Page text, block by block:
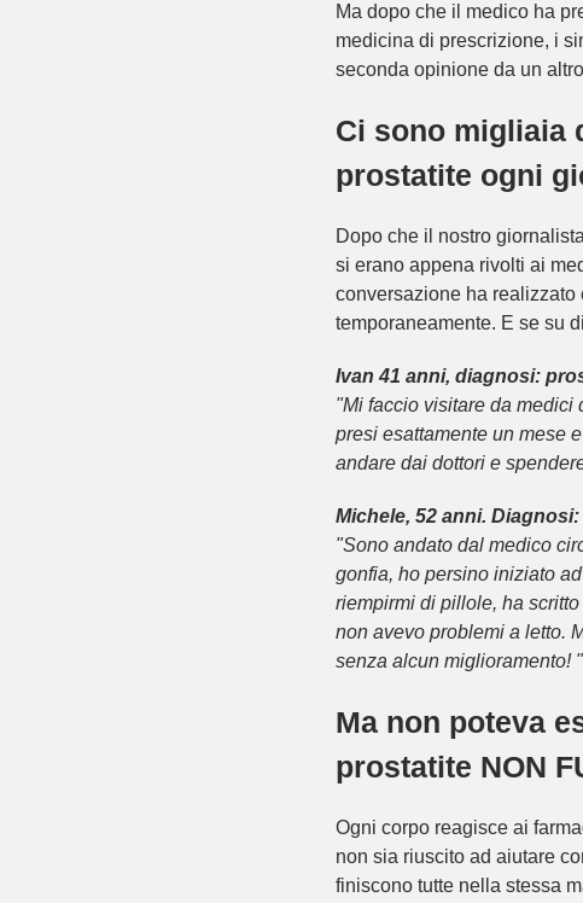
Ma dopo che il medico ha
medicina di prescrizione, i
seconda opinione da un
Ci sono migliaia
prostatite ogni
Dopo che il nostro
si erano appena rivolti ai
conversazione ha realizzato
temporaneamente. E se su
Ivan 41 anni, diagnosi:
"Mi faccio visitare da medici
presi esattamente un mese
andare dai dottori e
Michele, 52 anni.
"Sono andato dal medico
gonfia, ho persino iniziato
riempirmi di pillole, ha
non avevo problemi a letto.
senza alcun miglioramento! "
Ma non poteva
prostatite NON
Ogni corpo reagisce ai
non sia riuscito ad aiutare
finiscono tutte nella stessa